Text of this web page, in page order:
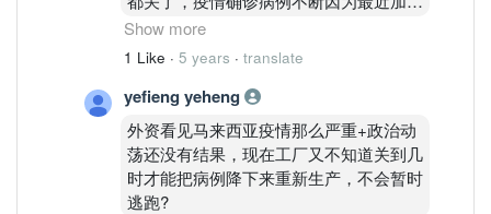
检测或因为很多工厂运作而再度爆发到关
手套工厂，原本就剩下60%运作，现
在-50%产量，能不能在1个月恢复开厂重
新生产都是个疑问，不过可以肯定不是这
个季度业绩大跌就是下个季度。原因就是
现在严重到手套厂都关了，关14天还是
28天你们觉得呢?
Show more
1 Like · 5 years · translate
yefieng yeheng
外资看见马来西亚疫情那么严重+政治动
荡还没有结果，现在工厂又不知道关到几
时才能把病例降下来重新生产，不会暂时
逃跑?